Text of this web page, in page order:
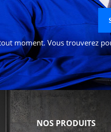
moment. Vous trouverez
NOS PRODUITS